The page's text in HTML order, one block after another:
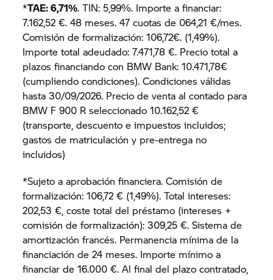
*TAE: 6,71%. TIN: 5,99%. Importe a financiar:
7.162,52 €. 48 meses. 47 cuotas de 064,21 €/mes.
Comisión de formalización: 106,72€. (1,49%).
Importe total adeudado: 7.471,78 €. Precio total a
plazos financiando con BMW Bank: 10.471,78€
(cumpliendo condiciones). Condiciones válidas
hasta 30/09/2026. Precio de venta al contado para
BMW F 900 R seleccionado 10.162,52 €
(transporte, descuento e impuestos incluidos;
gastos de matriculación y pre-entrega no
incluidos)
*Sujeto a aprobación financiera. Comisión de
formalización: 106,72 € (1,49%). Total intereses:
202,53 €, coste total del préstamo (intereses +
comisión de formalización): 309,25 €. Sistema de
amortización francés. Permanencia mínima de la
financiación de 24 meses. Importe mínimo a
financiar de 16.000 €. Al final del plazo contratado,